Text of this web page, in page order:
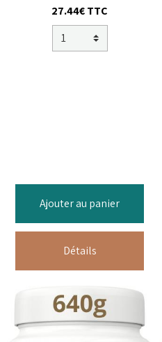
27.44€ TTC
Ajouter au panier
Détails